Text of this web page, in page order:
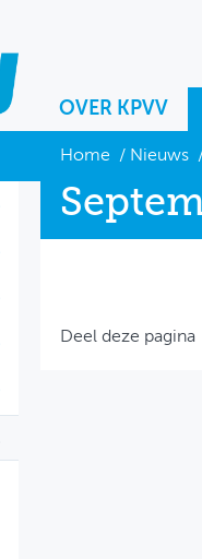
OVER KPVV
Home / Nieuws
Deel deze pagina